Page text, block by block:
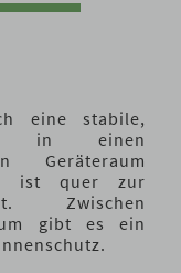
eine stabile,
in einen
Geräteraum
ist quer zur
Zwischen
gibt es ein